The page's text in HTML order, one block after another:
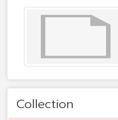
Collection